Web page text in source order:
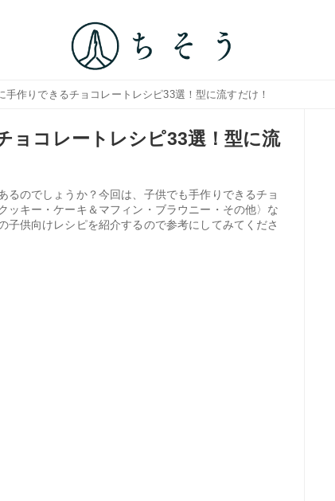
手作りできるチョコレートレシピ33選！型に流すだけ！
ョコレートレシピ33選！型に流
のでしょうか？今回は、子供でも手作りできるチョ
ッキー・ケーキ＆マフィン・ブラウニー・その他〉な
供向けレシピを紹介するので参考にしてみてくださ